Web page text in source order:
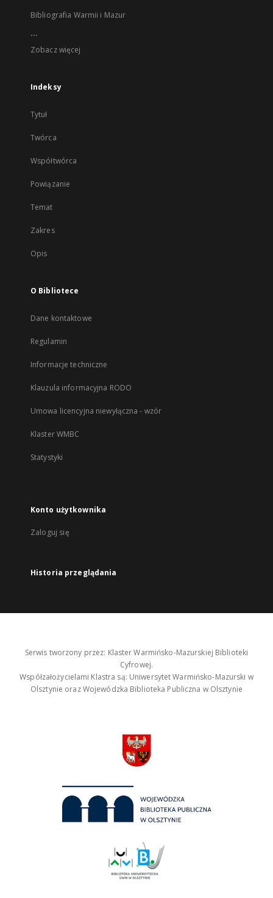
Bibliografia Warmii i Mazur
...
Zobacz więcej
Indeksy
Tytuł
Twórca
Współtwórca
Powiązanie
Temat
Zakres
Opis
O Bibliotece
Dane kontaktowe
Regulamin
Informacje techniczne
Klauzula informacyjna RODO
Umowa licencyjna niewyłączna - wzór
Klaster WMBC
Statystyki
Konto użytkownika
Zaloguj się
Historia przeglądania
Serwis tworzony przez: Klaster Warmińsko-Mazurskiej Biblioteki
Cyfrowej.
Współzałożycielami Klastra są: Uniwersytet Warmińsko-Mazurski w
Olsztynie oraz Wojewódzka Biblioteka Publiczna w Olsztynie